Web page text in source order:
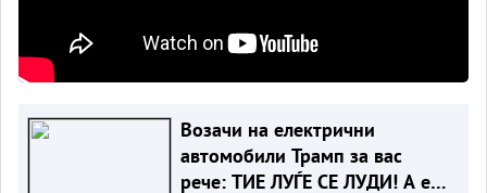
Возачи на електрични
автомобили Трамп за вас
рече: ТИЕ ЛУЃЕ СЕ ЛУДИ! А еве